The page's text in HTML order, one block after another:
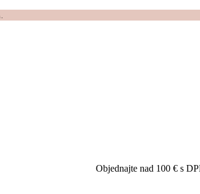
Objednajte nad 100 € s